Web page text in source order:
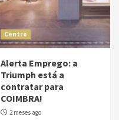
Centro
Alerta Emprego: a
Triumph está a
contratar para
COIMBRA!
2 meses ago